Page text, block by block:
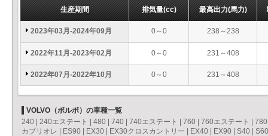
生産期間 排気量(cc) 最高出力(馬力)
2023年03月-2024年09月 0～0 238～238
2022年11月-2023年02月 0～0 231～408
2022年07月-2022年10月 0～0 231～408
VOLVO（ボルボ）の車種一覧
240
240エステート 480 740 740エステート 760 760エステート 780
カブリオレ
ES90 EX30 EX30クロスカントリー EX40 EX90 S40
S60